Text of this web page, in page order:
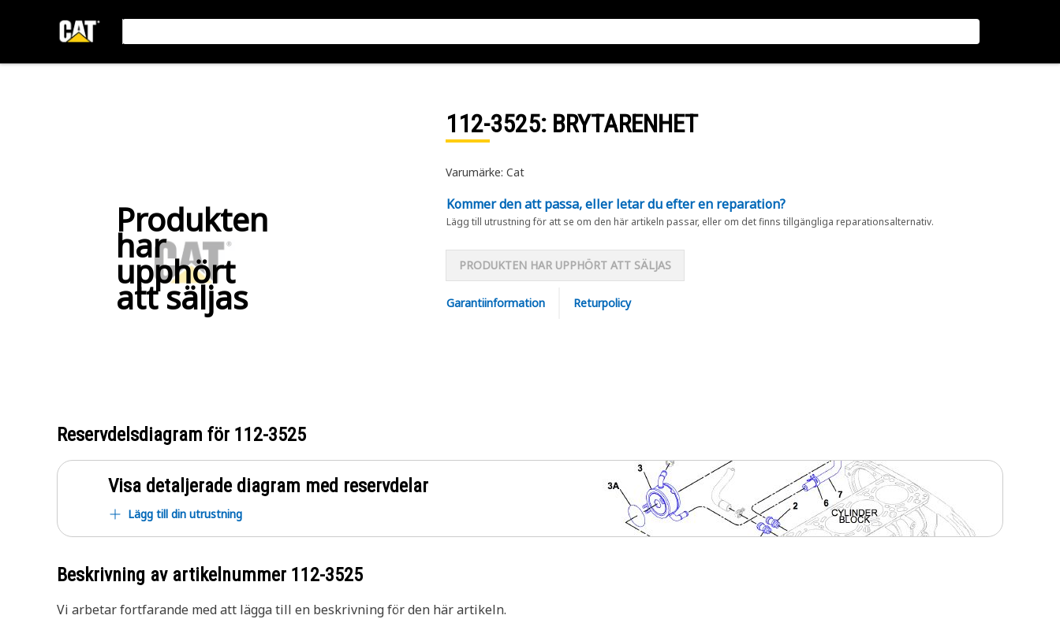
Produkten
har
upphört
att säljas
112-3525: BRYTARENHET
Varumärke: Cat
Kommer den att passa, eller letar du efter en reparation?
Lägg till utrustning för att se om den här artikeln passar, eller om det finns tillgängliga reparationsalternativ.
PRODUKTEN HAR UPPHÖRT ATT SÄLJAS
Garantiinformation Returpolicy
Reservdelsdiagram för 112-3525
Visa detaljerade diagram med reservdelar
Lägg till din utrustning
Beskrivning av artikelnummer 112-3525
Vi arbetar fortfarande med att lägga till en beskrivning för den här artikeln.